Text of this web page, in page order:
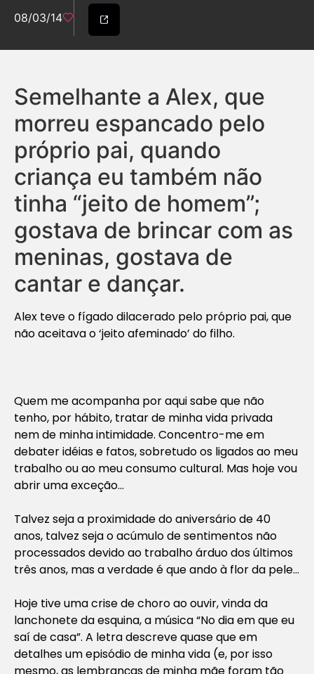
08/03/14
Semelhante a Alex, que
morreu espancado pelo
próprio pai, quando
criança eu também não
tinha “jeito de homem”;
gostava de brincar com as
meninas, gostava de
cantar e dançar.
Alex teve o fígado dilacerado pelo próprio pai, que
não aceitava o ‘jeito afeminado’ do filho.
Quem me acompanha por aqui sabe que não
tenho, por hábito, tratar de minha vida privada
nem de minha intimidade. Concentro-me em
debater idéias e fatos, sobretudo os ligados ao meu
trabalho ou ao meu consumo cultural. Mas hoje vou
abrir uma exceção…
Talvez seja a proximidade do aniversário de 40
anos, talvez seja o acúmulo de sentimentos não
processados devido ao trabalho árduo dos últimos
três anos, mas a verdade é que ando à flor da pele…
Hoje tive uma crise de choro ao ouvir, vinda da
lanchonete da esquina, a música “No dia em que eu
saí de casa”. A letra descreve quase que em
detalhes um episódio de minha vida (e, por isso
mesmo, as lembranças de minha mãe foram tão